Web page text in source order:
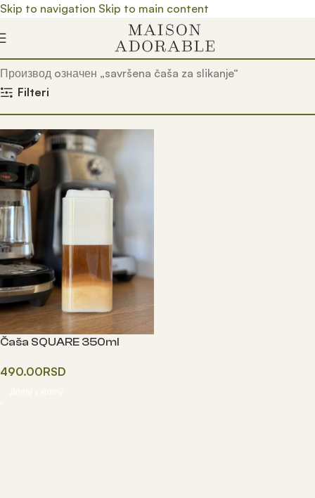
Skip to navigation Skip to main content
Почетна/ Prodavnica/
Производ oзначен „savršena čaša za slikanje“
Filteri
Čaša SQUARE 350ml
490.00RSD